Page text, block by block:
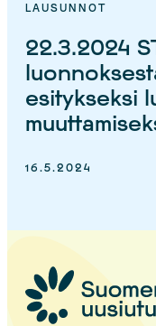
LAUSUNNOT
22.3.2024
esitykseksi
16.5.2024